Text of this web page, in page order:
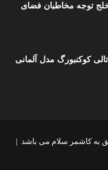
توجه مخاطبان فضای
کوکنبورگ مدل آلمانی